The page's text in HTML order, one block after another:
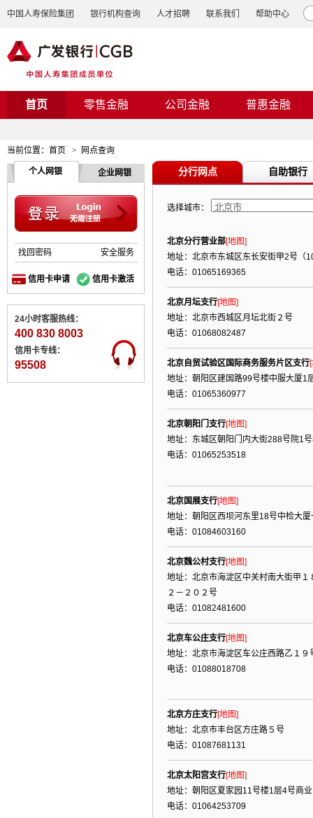
中国人寿保险集团 银行机构查询 人才招聘 联系我们 帮助中心
首页 零售金融 公司金融 普惠金融
当前位置： 首页 > 网点查询
个人网银 企业网银
找回密码 安全服务
信用卡申请 信用卡激活
24小时客服热线：
400 830 8003
信用卡专线：
95508
分行网点 自助银行
选择城市：
北京分行营业部[地图]
地址：北京市东城区东长安街甲2号（
电话：01065169365
北京月坛支行[地图]
地址：北京市西城区月坛北街２号
电话：01068082487
北京自贸试验区国际商务服务片区支行
地址：朝阳区建国路99号楼中服大厦1
电话：01065360977
北京朝阳门支行[地图]
地址：东城区朝阳门内大街288号院1
电话：01065253518
北京国展支行[地图]
地址：朝阳区西坝河东里18号中检大厦
电话：01084603160
北京魏公村支行[地图]
地址：北京市海淀区中关村南大街甲１
２－２０２号
电话：01082481600
北京车公庄支行[地图]
地址：北京市海淀区车公庄西路乙１９
电话：01088018708
北京方庄支行[地图]
地址：北京市丰台区方庄路５号
电话：01087681131
北京太阳宫支行[地图]
地址：朝阳区夏家园11号楼1层4号商业
电话：01064253709